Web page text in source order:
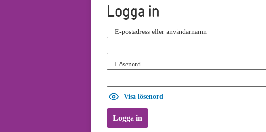
Logga in
E-postadress eller användarnamn
Lösenord
Visa lösenord
Logga in